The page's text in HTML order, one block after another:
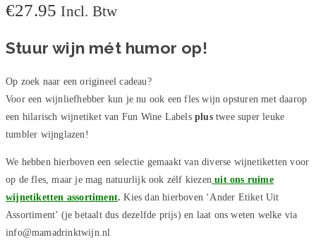
Pakket
€27.95 Incl. Btw
Stuur wijn mét humor op!
Op zoek naar een origineel cadeau?
Voor een wijnliefhebber kun je nu ook een fles wijn opsturen met daarop
een hilarisch wijnetiket van Fun Wine Labels plustwee super leuke
tumbler wijnglazen!
We hebben hierboven een selectie gemaakt van diverse wijnetiketten voor
op de fles, maar je mag natuurlijk ook zélf kiezen uit ons ruime
wijnetiketten assortiment. Kies dan hierboven ‘Ander Etiket Uit
Assortiment’ (je betaalt dus dezelfde prijs) en laat ons weten welke via
info@mamadrinktwijn.nl